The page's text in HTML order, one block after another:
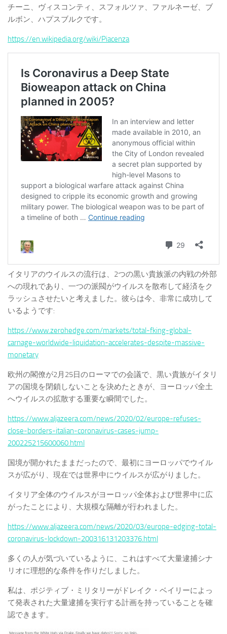
チーニ、ヴィスコンティ、スフォルツァ、ファルネーゼ、ブ
ルボン、ハプスブルクです。
https://en.wikipedia.org/wiki/Piacenza
イタリアのウイルスの流行は、2つの黒い貴族派の内戦の外部
への現れであり、一つの派閥がウイルスを散布して経済をク
ラッシュさせたいと考えました。彼らは今、非常に成功して
いるようです:
https://www.zerohedge.com/markets/total-fking-global-
carnage-worldwide-liquidation-accelerates-despite-massive-
monetary
欧州の閣僚が2月25日のローマでの会議で、黒い貴族がイタリ
アの国境を閉鎖しないことを決めたときが、ヨーロッパ全土
へウイルスの拡散する重要な瞬間でした。
https://www.aljazeera.com/news/2020/02/europe-refuses-
close-borders-italian-coronavirus-cases-jump-
200225215600060.html
国境が開かれたままだったので、最初にヨーロッパでウイル
スが広がり、現在では世界中にウイルスが広がりました。
イタリア全体のウイルスがヨーロッパ全体および世界中に広
がったことにより、大規模な隔離が行われました。
https://www.aljazeera.com/news/2020/03/europe-edging-total-
coronavirus-lockdown-200316131203376.html
多くの人が気づいているように、これはすべて大量逮捕シナ
リオに理想的な条件を作りだしました。
私は、ポジティブ・ミリタリーがドレイク・ベイリーによっ
て発表された大量逮捕を実行する計画を持っていることを確
認できます。